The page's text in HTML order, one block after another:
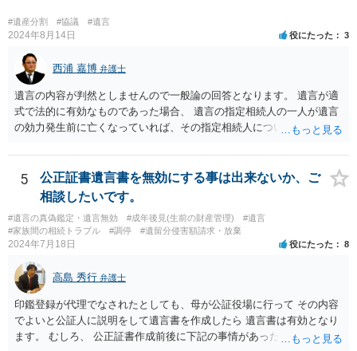
#遺産分割 #協議 #遺言
2024年8月14日 役にたった 3
西浦 嘉博 弁護士
遺言の内容が判然としませんので一般論の回答となります。 遺言が適
式で法的に有効なものであった場合、 遺言の指定相続人の一人が遺言
の効力発生前に亡くなっていれば、その指定相続人について遺言が記
遺言に基づいて、生存されている指定相続人は遺言通りに遺言者の財
産を相続することができます。 次に、既に亡くなっている指定相続人
宛に遺贈が記載されていた相続財産については、遺言者の意思が確認
できないので、一般的な相続財産として、法に基づいて法定相続分を
有する相続権者により遺産分割が行われることになります。 この際、
法定相続人となるのは、健在な指定相続人の二人、亡くなった指定相
5
公正証書遺言書を無効にする事は出来ないか、ご
相談したいです。
#遺言の真偽鑑定・遺言無効 #成年後見(生前の財産管理)
#遺言
#家族間の相続トラブル
#調停 #遺留分侵害額請求・放棄
2024年7月18日 役にたった 8
高島 秀行 弁護士
印鑑登録が代理でなされたとしても、母が公証役場に行って その内容
でよいと公証人に説明をして遺言書を作成したら 遺言書は有効となり
ます。 むしろ、 公正証書作成前後に下記の事情があったことが証明で